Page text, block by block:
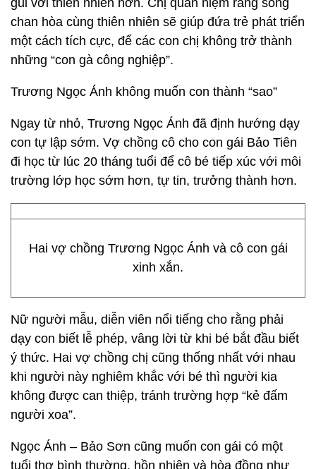
gũi với thiên nhiên hơn. Chị quan niệm rằng sống
chan hòa cùng thiên nhiên sẽ giúp đứa trẻ phát triển
một cách tích cực, để các con chị không trở thành
những “con gà công nghiệp”.
Trương Ngọc Ánh không muốn con thành “sao”
Ngay từ nhỏ, Trương Ngọc Ánh đã định hướng dạy
con tự lập sớm. Vợ chồng cô cho con gái Bảo Tiên
đi học từ lúc 20 tháng tuổi để cô bé tiếp xúc với môi
trường lớp học sớm hơn, tự tin, trưởng thành hơn.
Hai vợ chồng Trương Ngọc Ánh và cô con gái
xinh xắn.
Nữ người mẫu, diễn viên nổi tiếng cho rằng phải
dạy con biết lễ phép, vâng lời từ khi bé bắt đầu biết
ý thức. Hai vợ chồng chị cũng thống nhất với nhau
khi người này nghiêm khắc với bé thì người kia
không được can thiệp, tránh trường hợp “kẻ đấm
người xoa”.
Ngọc Ánh – Bảo Sơn cũng muốn con gái có một
tuổi thơ bình thường, hồn nhiên và hòa đồng như